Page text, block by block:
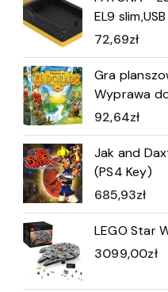
EL9 slim,USB
72,69zł
Gra
Wyprawa
92,64zł
Jak and
(PS4 Key)
685,93zł
LEGO Star
3099,00zł